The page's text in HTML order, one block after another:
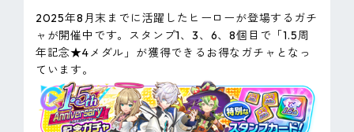
2025年8月末までに活躍したヒーローが登場するガチ
ャが開催中です。スタンプ1、3、6、8個目で「1.5周
年記念★4メダル」が獲得できるお得なガチャとなっ
ています。